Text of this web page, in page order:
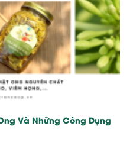
Và Những Công Dụng